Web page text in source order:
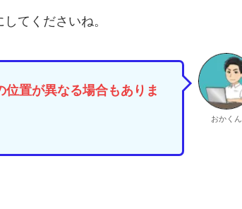
てくださいね。
位置が異なる場合もありま
おかくん